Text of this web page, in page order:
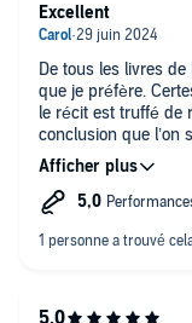
De tous les livres
que je préfère.
le récit est truffé de
conclusion que l’on
Attention : âmes
descriptions
Excellent